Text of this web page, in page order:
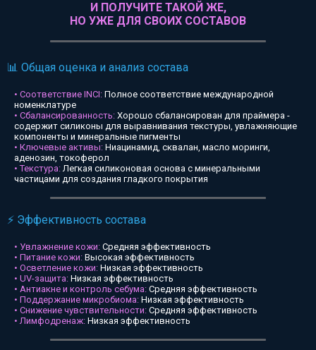
И ПОЛУЧИТЕ ТАКОЙ ЖЕ,
НО УЖЕ ДЛЯ СВОИХ СОСТАВОВ
📊 Общая оценка и анализ состава
• Соответствие INCI: Полное соответствие международной
номенклатуре
• Сбалансированность: Хорошо сбалансирован для праймера -
содержит силиконы для выравнивания текстуры, увлажняющие
компоненты и минеральные пигменты
• Ключевые активы: Ниацинамид, сквалан, масло моринги,
аденозин, токоферол
• Текстура:Легкая силиконовая основа с минеральными
частицами для создания гладкого покрытия
⚡ Эффективность состава
• Увлажнение кожи: Средняя эффективность
• Питание кожи: Высокая эффективность
• Осветление кожи: Низкая эффективность
• UV-защита: Низкая эффективность
• Антиакне и контроль себума: Средняя эффективность
• Поддержание микробиома: Низкая эффективность
• Снижение чувствительности: Средняя эффективность
• Лимфодренаж: Низкая эффективность